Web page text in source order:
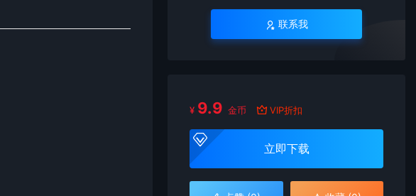
联系我
¥ 9.9 金币 VIP折扣
立即下载